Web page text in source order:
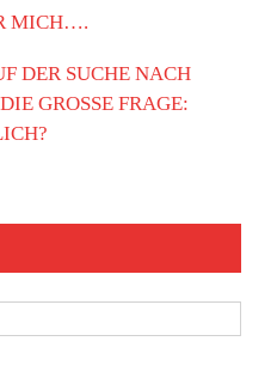
MICH….
DER SUCHE NACH
GROSSE FRAGE: